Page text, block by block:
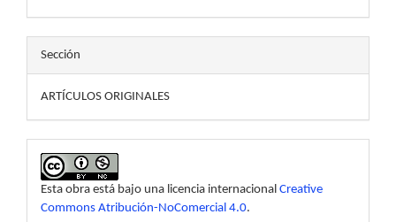
Sección
ARTÍCULOS ORIGINALES
Esta obra está bajo una licencia internacional Creative
Commons Atribución-NoComercial 4.0.